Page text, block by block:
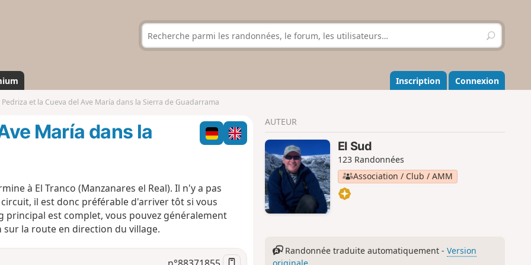
R
e
h
e
r
r
Inscription Connexion
Pedriza et la Cueva del Ave María dans la Sierra de Guadarrama
María dans la
à El Tranco (Manzanares el Real). Il n'y a pas
il est donc préférable d'arriver tôt si vous
est complet, vous pouvez généralement
la route en direction du village.
AUTEUR
El Sud
123 Randonnées
Association / Club / AMM
Randonnée traduite automatiquement -Version
originale